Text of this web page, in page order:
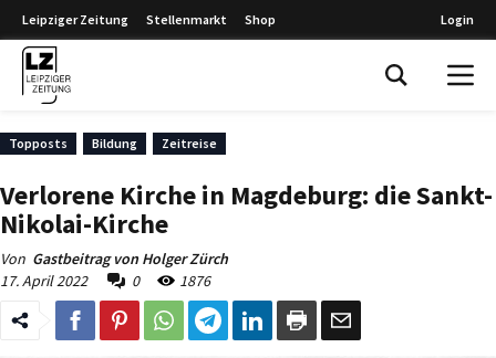
Leipziger Zeitung Stellenmarkt Shop Login
Topposts Bildung Zeitreise
Verlorene Kirche in Magdeburg: die Sankt-
Nikolai-Kirche
Von Gastbeitrag von Holger Zürch
17. April 2022
0 1876